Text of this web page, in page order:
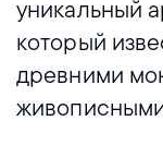
уникальный
который
древними